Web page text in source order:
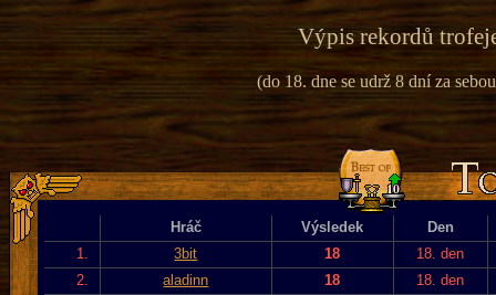
Výpis rekordů
(do 18. dne se udrž 8 dní za
Hráč Výsledek
Den
1.
3bit 18
18. den
2.
aladinn 18
18. den